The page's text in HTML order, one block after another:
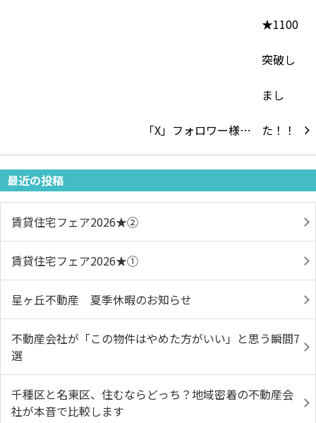
「X」フォロワー様…
最近の投稿
賃貸住宅フェア2026★➁
賃貸住宅フェア2026★①
星ヶ丘不動産 夏季休暇のお知らせ
不動産会社が「この物件はやめた方がいい」と思う瞬間7
選
千種区と名東区、住むならどっち？地域密着の不動産会
社が本音で比較します